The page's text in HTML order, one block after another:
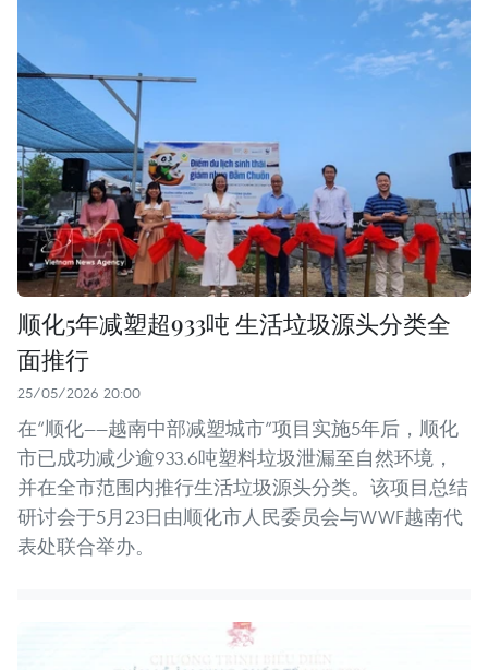
顺化5年减塑超933吨 生活垃圾源头分类全
面推行
25/05/2026 20:00
在“顺化——越南中部减塑城市”项目实施5年后，顺化
市已成功减少逾933.6吨塑料垃圾泄漏至自然环境，
并在全市范围内推行生活垃圾源头分类。该项目总结
研讨会于5月23日由顺化市人民委员会与WWF越南代
表处联合举办。